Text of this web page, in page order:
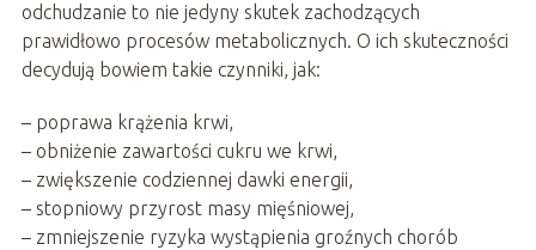
odchudzanie to nie jedyny skutek zachodzących
prawidłowo procesów metabolicznych. O ich skuteczności
decydują bowiem takie czynniki, jak:
– poprawa krążenia krwi,
– obniżenie zawartości cukru we krwi,
– zwiększenie codziennej dawki energii,
– stopniowy przyrost masy mięśniowej,
– zmniejszenie ryzyka wystąpienia groźnych chorób